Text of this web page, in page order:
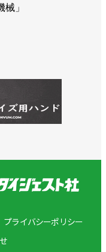
械」
プライバシーポリシー